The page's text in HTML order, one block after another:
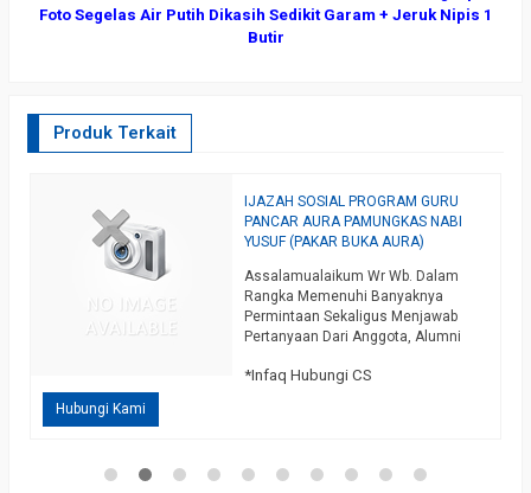
Foto Segelas Air Putih Dikasih Sedikit Garam + Jeruk Nipis 1
Butir
Produk Terkait
IJAZAH SOSIAL PROGRAM GURU
PANCAR AURA PAMUNGKAS NABI
YUSUF (PAKAR BUKA AURA)
Assalamualaikum Wr Wb. Dalam
Rangka Memenuhi Banyaknya
Permintaan Sekaligus Menjawab
Pertanyaan Dari Anggota, Alumni
Menginginkan Agar Kami Membuka
Sosialan ILMU PANCAR AURA
*Infaq Hubungi CS
Hubungi Kami